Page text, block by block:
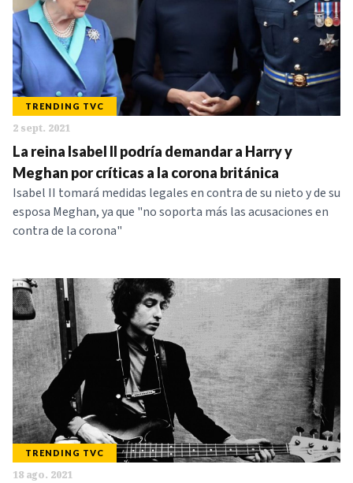
TRENDING TVC
2 sept. 2021
La reina Isabel II podría demandar a Harry y
Meghan por críticas a la corona británica
Isabel II tomará medidas legales en contra de su nieto y de su
esposa Meghan, ya que "no soporta más las acusaciones en
contra de la corona"
TRENDING TVC
18 ago. 2021